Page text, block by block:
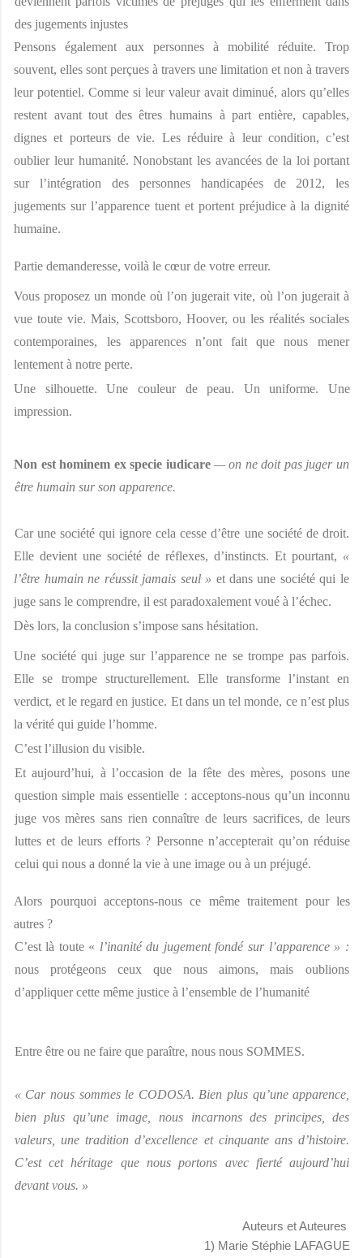
des jugements injustes
Pensons également aux personnes à mobilité réduite. Trop
souvent, elles sont perçues à travers une limitation et non à travers
leur potentiel. Comme si leur valeur avait diminué, alors qu’elles
restent avant tout des êtres humains à part entière, capables,
dignes et porteurs de vie. Les réduire à leur condition, c’est
oublier leur humanité. Nonobstant les avancées de la loi portant
sur l’intégration des personnes handicapées de 2012, les
jugements sur l’apparence tuent et portent préjudice à la dignité
humaine.
Partie demanderesse, voilà le cœur de votre erreur.
Vous proposez un monde où l’on jugerait vite, où l’on jugerait à
vue toute vie. Mais, Scottsboro, Hoover, ou les réalités sociales
contemporaines, les apparences n’ont fait que nous mener
lentement à notre perte.
Une silhouette. Une couleur de peau. Un uniforme. Une
impression.
Non est hominem ex specie iudicare — on ne doit pas juger un
être humain sur son apparence.
Car une société qui ignore cela cesse d’être une société de droit.
Elle devient une société de réflexes, d’instincts. Et pourtant, «
l’être humain ne réussit jamais seul » et dans une société qui le
juge sans le comprendre, il est paradoxalement voué à l’échec.
Dès lors, la conclusion s’impose sans hésitation.
Une société qui juge sur l’apparence ne se trompe pas parfois.
Elle se trompe structurellement. Elle transforme l’instant en
verdict, et le regard en justice. Et dans un tel monde, ce n’est plus
la vérité qui guide l’homme.
C’est l’illusion du visible.
Et aujourd’hui, à l’occasion de la fête des mères, posons une
question simple mais essentielle : acceptons-nous qu’un inconnu
juge vos mères sans rien connaître de leurs sacrifices, de leurs
luttes et de leurs efforts ? Personne n’accepterait qu’on réduise
celui qui nous a donné la vie à une image ou à un préjugé.
Alors pourquoi acceptons-nous ce même traitement pour les
autres ?
C’est là toute «
nous protégeons ceux que nous aimons, mais oublions
d’appliquer cette même justice à l’ensemble de l’humanité
Entre être ou ne faire que paraître, nous nous SOMMES.
« Car nous sommes le CODOSA. Bien plus qu’une apparence,
bien plus qu’une image, nous incarnons des principes, des
valeurs, une tradition d’excellence et cinquante ans d’histoire.
C’est cet héritage que nous portons avec fierté aujourd’hui
devant vous. »
Auteurs et Auteures
1) Marie Stéphie LAFAGUE